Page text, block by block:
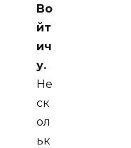
Во
йт
ич
у.
Не
ск
ол
ьк